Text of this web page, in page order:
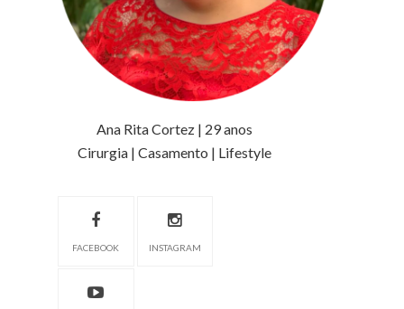
Ana Rita Cortez | 29 anos
Cirurgia | Casamento | Lifestyle
FACEBOOK INSTAGRAM